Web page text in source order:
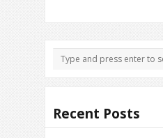
Recent Posts